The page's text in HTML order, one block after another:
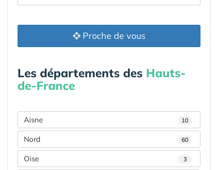
Proche de vous
Les départements des Hauts-
de-France
Aisne 10
Nord 60
Oise 3